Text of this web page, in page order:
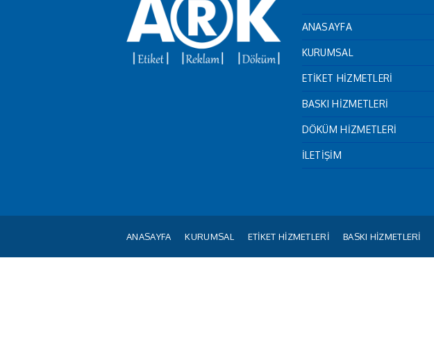
ANASAYFA
KURUMSAL
ETİKET HİZMETLERİ
BASKI HİZMETLERİ
DÖKÜM HİZMETLERİ
İLETİŞİM
ANASAYFA KURUMSAL ETİKET HİZMETLERİ BASKI HİZMETLERİ